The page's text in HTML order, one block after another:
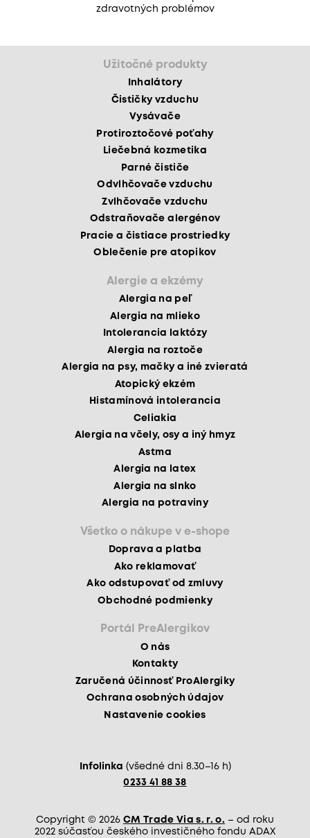
zdravotných problémov
Užitočné produkty
Inhalátory
Čističky vzduchu
Vysávače
Protiroztočové poťahy
Liečebná kozmetika
Parné čističe
Odvlhčovače vzduchu
Zvlhčovače vzduchu
Odstraňovače alergénov
Pracie a čistiace prostriedky
Oblečenie pre atopikov
Alergie a ekzémy
Alergia na peľ
Alergia na mlieko
Intolerancia laktózy
Alergia na roztoče
Alergia na psy, mačky a iné zvieratá
Atopický ekzém
Histamínová intolerancia
Celiakia
Alergia na včely, osy a iný hmyz
Astma
Alergia na latex
Alergia na slnko
Alergia na potraviny
Všetko o nákupe v e-shope
Doprava a platba
Ako reklamovať
Ako odstupovať od zmluvy
Obchodné podmienky
Portál PreAlergikov
O nás
Kontakty
Zaručená účinnosť ProAlergiky
Ochrana osobných údajov
Nastavenie cookies
Infolinka (všedné dni 8.30–16 h)
0233 41 88 38
Copyright © 2026 CM Trade Via s. r. o. – od roku
2022 súčasťou českého investičného fondu ADAX